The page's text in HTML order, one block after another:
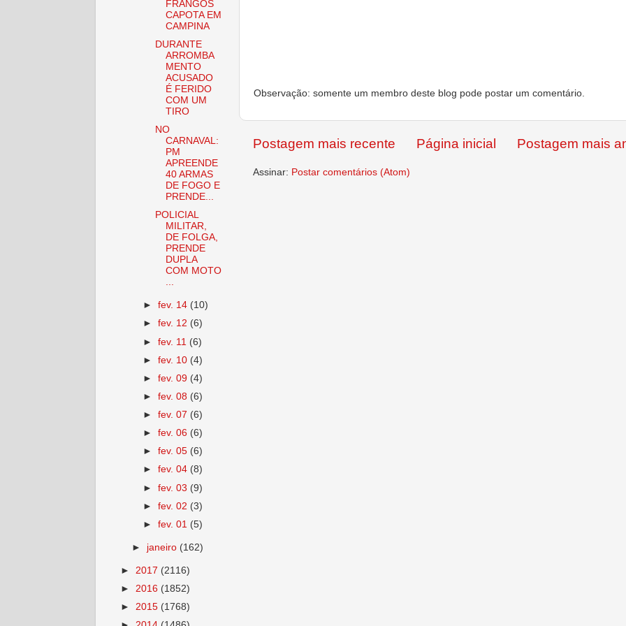
Observação: somente um membro deste blog pode postar um comentário.
Postagem mais recente Postagem mais
Página inicial
Assinar: Postar comentários (Atom)
FRANGOS
CAPOTA EM
CAMPINA
DURANTE
ARROMBA
MENTO
ACUSADO
É FERIDO
COM UM
TIRO
NO
CARNAVAL:
PM
APREENDE
40 ARMAS
DE FOGO E
PRENDE...
POLICIAL
MILITAR,
DE FOLGA,
PRENDE
DUPLA
COM MOTO
...
►fev. 14 (10)
►fev. 12 (6)
►fev. 11 (6)
►fev. 10 (4)
►fev. 09 (4)
►fev. 08 (6)
►fev. 07 (6)
►fev. 06 (6)
►fev. 05 (6)
►fev. 04 (8)
►fev. 03 (9)
►fev. 02 (3)
►fev. 01 (5)
► janeiro (162)
► 2017 (2116)
► 2016 (1852)
► 2015 (1768)